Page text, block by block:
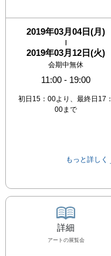
2019年03月04日(月)
|
2019年03月12日(火)
会期中無休
11:00 - 19:00
初日15：00より、最終日17：
00まで
もっと詳しく
詳細
アート の展覧会